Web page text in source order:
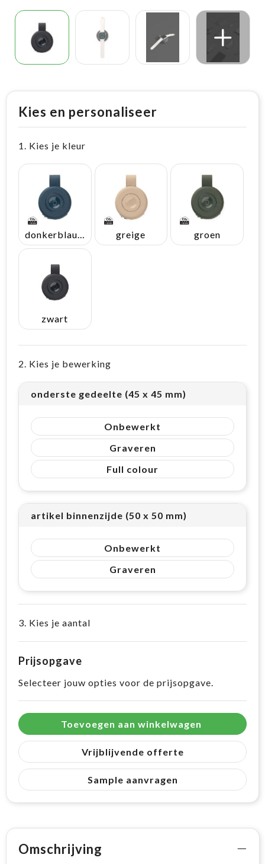
Kies en personaliseer
1. Kies je kleur
greige groen
zwart
2. Kies je bewerking
onderste gedeelte (45 x 45 mm)
Onbewerkt
Graveren
Full colour
artikel binnenzijde (50 x 50 mm)
Onbewerkt
Graveren
3. Kies je aantal
Prijsopgave
Selecteer jouw opties voor de prijsopgave.
Toevoegen aan winkelwagen
Vrijblijvende offerte
Sample aanvragen
Omschrijving